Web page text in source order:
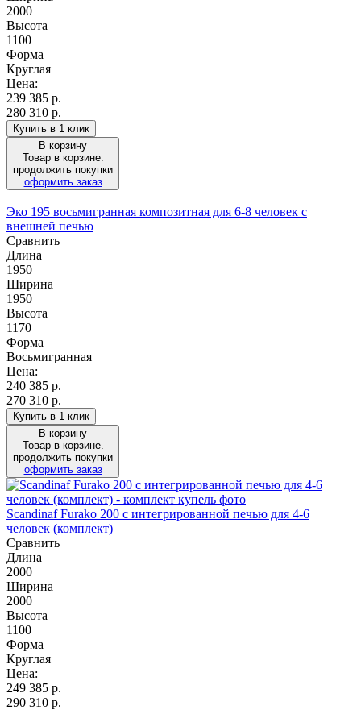
2000
Высота
1100
Форма
Круглая
Цена:
239 385 р.
280 310 р.
Купить в 1 клик
В корзину
Товар в корзине.
продолжить покупки
оформить заказ
Эко 195 восьмигранная композитная для 6-8 человек с
внешней печью
Сравнить
Длина
1950
Ширина
1950
Высота
1170
Форма
Восьмигранная
Цена:
240 385 р.
270 310 р.
Купить в 1 клик
В корзину
Товар в корзине.
продолжить покупки
оформить заказ
Scandinaf Furako 200 с интегрированной печью для 4-6
человек (комплект)
Сравнить
Длина
2000
Ширина
2000
Высота
1100
Форма
Круглая
Цена:
249 385 р.
290 310 р.